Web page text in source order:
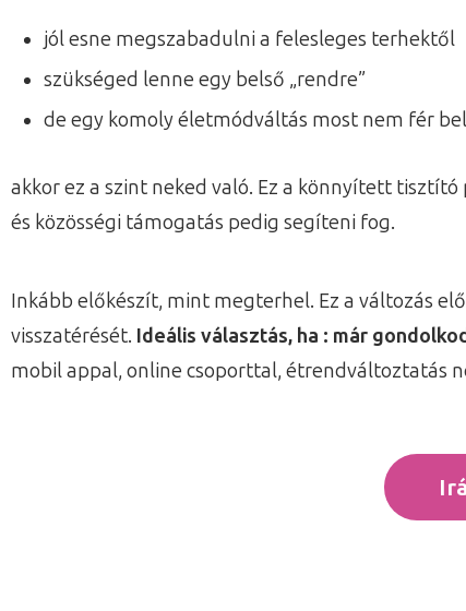
jól esne megszabadulni a felesleges terhektől
szükséged lenne egy belső „rendre”
de egy komoly életmódváltás most nem fér
akkor ez a szint neked való. Ez a könnyített
és közösségi támogatás pedig segíteni fog.
Inkább előkészít, mint megterhel. Ez a változás
visszatérését. Ideális választás, ha : már
mobil appal, online csoporttal, étrendváltoztatás